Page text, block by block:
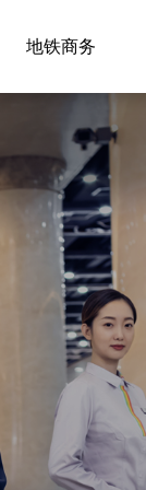
地铁商务